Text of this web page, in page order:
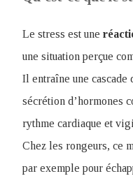
Le stress est une
une situation perçue
Il entraîne une
sécrétion d’hormones
rythme cardiaque et
Chez les rongeurs, ce
par exemple pour